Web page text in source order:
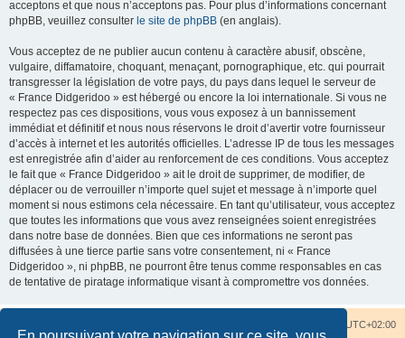
acceptons et que nous n’acceptons pas. Pour plus d’informations concernant
phpBB, veuillez consulter le site de phpBB (en anglais).
Vous acceptez de ne publier aucun contenu à caractère abusif, obscène,
vulgaire, diffamatoire, choquant, menaçant, pornographique, etc. qui pourrait
transgresser la législation de votre pays, du pays dans lequel le serveur de
« France Didgeridoo » est hébergé ou encore la loi internationale. Si vous ne
respectez pas ces dispositions, vous vous exposez à un bannissement
immédiat et définitif et nous nous réservons le droit d’avertir votre fournisseur
d’accès à internet et les autorités officielles. L’adresse IP de tous les messages
est enregistrée afin d’aider au renforcement de ces conditions. Vous acceptez
le fait que « France Didgeridoo » ait le droit de supprimer, de modifier, de
déplacer ou de verrouiller n’importe quel sujet et message à n’importe quel
moment si nous estimons cela nécessaire. En tant qu’utilisateur, vous acceptez
que toutes les informations que vous avez renseignées soient enregistrées
dans notre base de données. Bien que ces informations ne seront pas
diffusées à une tierce partie sans votre consentement, ni « France
Didgeridoo », ni phpBB, ne pourront être tenus comme responsables en cas
de tentative de piratage informatique visant à compromettre vos données.
UTC+02:00